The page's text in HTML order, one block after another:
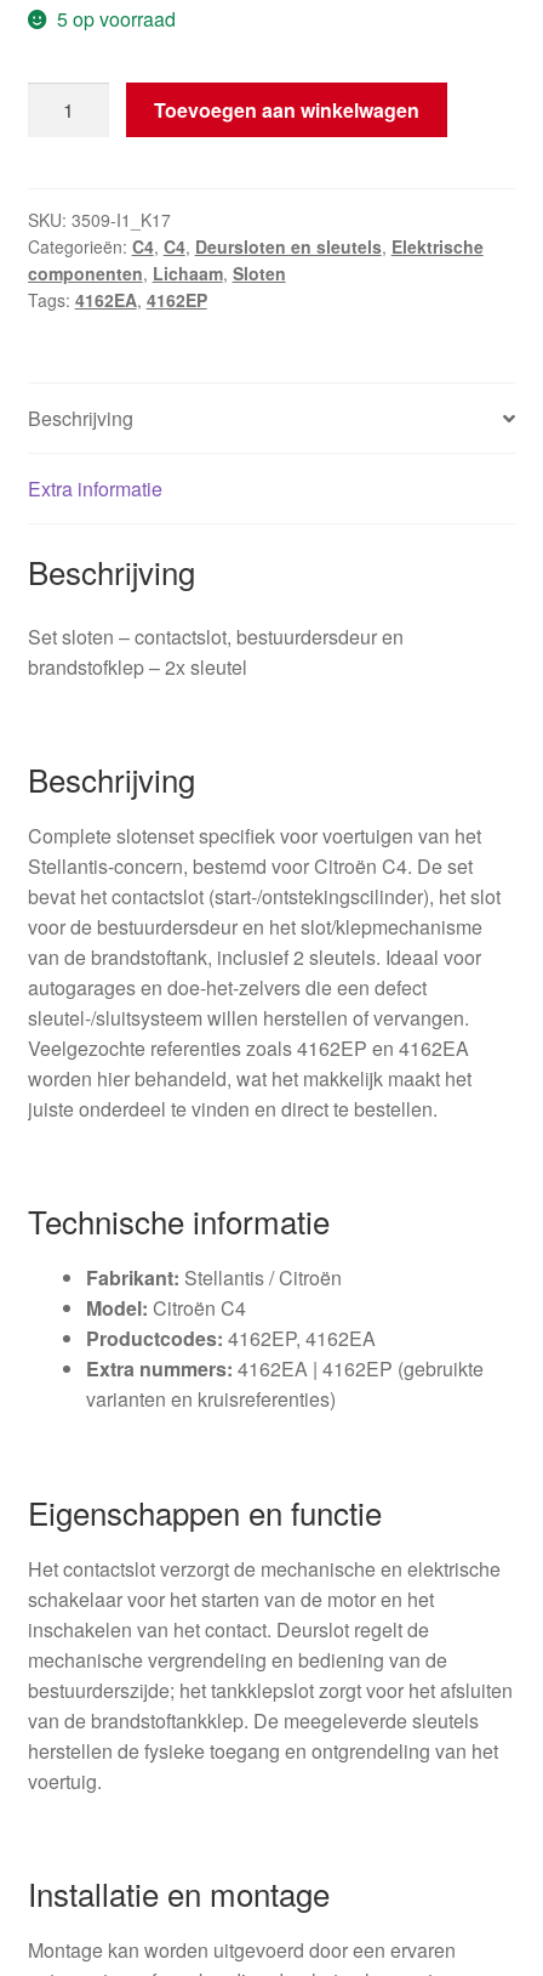
5 op voorraad
sloten
sleutels
Citroën
C4
4162EP
Toevoegen aan winkelwagen
SKU: 3509-I1_K17
Categorieën: C4, C4, Deursloten en sleutels, Elektrische
componenten, Lichaam, Sloten
Tags: 4162EA, 4162EP
Beschrijving
Extra informatie
Beschrijving
Set sloten – contactslot, bestuurdersdeur en
brandstofklep – 2x sleutel
Beschrijving
Complete slotenset specifiek voor voertuigen van het
Stellantis-concern, bestemd voor Citroën C4. De set
bevat het contactslot (start-/ontstekingscilinder), het slot
voor de bestuurdersdeur en het slot/klepmechanisme
van de brandstoftank, inclusief 2 sleutels. Ideaal voor
autogarages en doe-het-zelvers die een defect
sleutel-/sluitsysteem willen herstellen of vervangen.
Veelgezochte referenties zoals 4162EP en 4162EA
worden hier behandeld, wat het makkelijk maakt het
juiste onderdeel te vinden en direct te bestellen.
Technische informatie
Fabrikant: Stellantis / Citroën
Model: Citroën C4
Productcodes: 4162EP, 4162EA
Extra nummers: 4162EA | 4162EP (gebruikte
varianten en kruisreferenties)
Eigenschappen en functie
Het contactslot verzorgt de mechanische en elektrische
schakelaar voor het starten van de motor en het
inschakelen van het contact. Deurslot regelt de
mechanische vergrendeling en bediening van de
bestuurderszijde; het tankklepslot zorgt voor het afsluiten
van de brandstoftankklep. De meegeleverde sleutels
herstellen de fysieke toegang en ontgrendeling van het
voertuig.
Installatie en montage
Montage kan worden uitgevoerd door een ervaren